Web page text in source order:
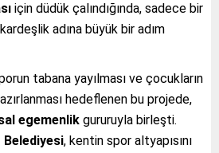
için düdük çalındığında, sadece bir
adına büyük bir adım
tabana yayılması ve çocukların
hedeflenen bu projede,
egemenlik gururuyla birleşti.
, kentin spor altyapısını